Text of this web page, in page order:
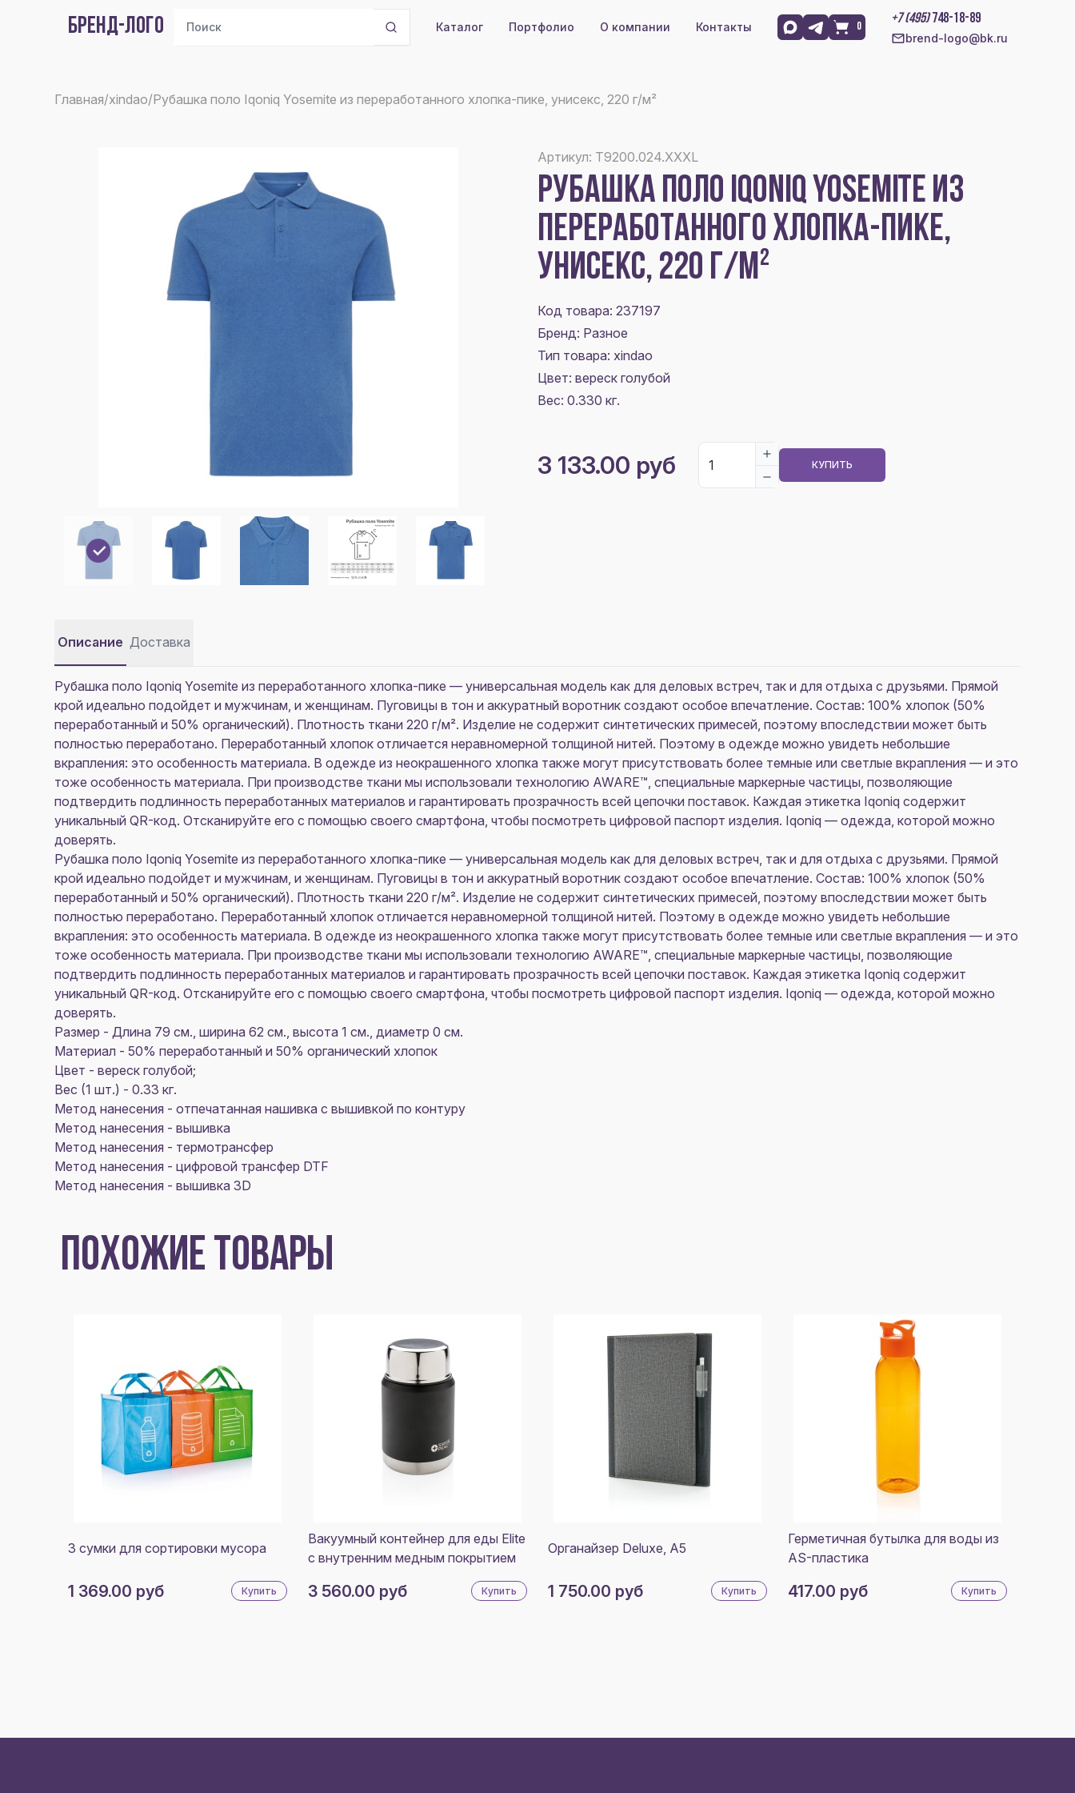
БРЕНД-ЛОГО Каталог Портфолио О компании Контакты 0
+7 (495)748-18-89
brend-logo@bk.ru
Главная/xindao/Рубашка поло Iqoniq Yosemite из переработанного хлопка-пике, унисекс, 220 г/м²
Артикул: T9200.024.XXXL
РУБАШКА ПОЛО IQONIQ YOSEMITE ИЗ
ПЕРЕРАБОТАННОГО ХЛОПКА-ПИКЕ,
УНИСЕКС, 220 Г/М²
Код товара: 237197
Бренд: Разное
Тип товара: xindao
Цвет: вереск голубой
Вес: 0.330 кг.
3 133.00 руб КУПИТЬ
Описание Доставка
Рубашка поло Iqoniq Yosemite из переработанного хлопка-пике — универсальная модель как для деловых встреч, так и для отдыха с друзьями. Прямой
крой идеально подойдет и мужчинам, и женщинам. Пуговицы в тон и аккуратный воротник создают особое впечатление. Состав: 100% хлопок (50%
переработанный и 50% органический). Плотность ткани 220 г/м². Изделие не содержит синтетических примесей, поэтому впоследствии может быть
полностью переработано. Переработанный хлопок отличается неравномерной толщиной нитей. Поэтому в одежде можно увидеть небольшие
вкрапления: это особенность материала. В одежде из неокрашенного хлопка также могут присутствовать более темные или светлые вкрапления — и это
тоже особенность материала. При производстве ткани мы использовали технологию AWARE™, специальные маркерные частицы, позволяющие
подтвердить подлинность переработанных материалов и гарантировать прозрачность всей цепочки поставок. Каждая этикетка Iqoniq содержит
уникальный QR-код. Отсканируйте его с помощью своего смартфона, чтобы посмотреть цифровой паспорт изделия. Iqoniq — одежда, которой можно
доверять.
Рубашка поло Iqoniq Yosemite из переработанного хлопка-пике — универсальная модель как для деловых встреч, так и для отдыха с друзьями. Прямой
крой идеально подойдет и мужчинам, и женщинам. Пуговицы в тон и аккуратный воротник создают особое впечатление. Состав: 100% хлопок (50%
переработанный и 50% органический). Плотность ткани 220 г/м². Изделие не содержит синтетических примесей, поэтому впоследствии может быть
полностью переработано. Переработанный хлопок отличается неравномерной толщиной нитей. Поэтому в одежде можно увидеть небольшие
вкрапления: это особенность материала. В одежде из неокрашенного хлопка также могут присутствовать более темные или светлые вкрапления — и это
тоже особенность материала. При производстве ткани мы использовали технологию AWARE™, специальные маркерные частицы, позволяющие
подтвердить подлинность переработанных материалов и гарантировать прозрачность всей цепочки поставок. Каждая этикетка Iqoniq содержит
уникальный QR-код. Отсканируйте его с помощью своего смартфона, чтобы посмотреть цифровой паспорт изделия. Iqoniq — одежда, которой можно
доверять.
Размер - Длина 79 см., ширина 62 см., высота 1 см., диаметр 0 см.
Материал - 50% переработанный и 50% органический хлопок
Цвет - вереск голубой;
Вес (1 шт.) - 0.33 кг.
Метод нанесения - отпечатанная нашивка с вышивкой по контуру
Метод нанесения - вышивка
Метод нанесения - термотрансфер
Метод нанесения - цифровой трансфер DTF
Метод нанесения - вышивка 3D
ПОХОЖИЕ ТОВАРЫ
3 сумки для сортировки мусора
1 369.00 руб Купить
Вакуумный контейнер для еды Elite
с внутренним медным покрытием
3 560.00 руб Купить
Органайзер Deluxe, A5
1 750.00 руб Купить
Герметичная бутылка для воды из
AS-пластика
417.00 руб Купить